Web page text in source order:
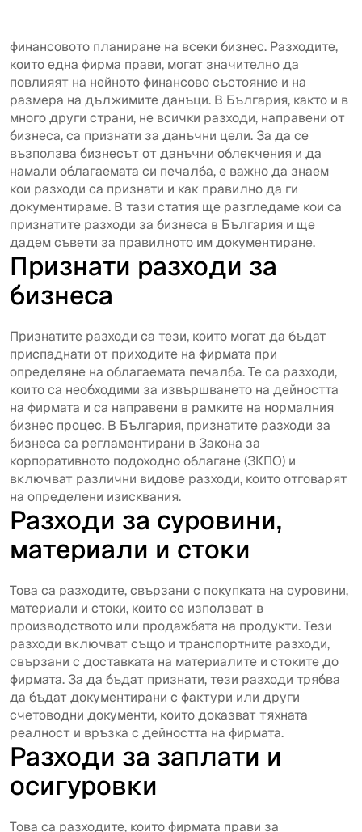
финансовото планиране на всеки бизнес. Разходите,
които една фирма прави, могат значително да
повлияят на нейното финансово състояние и на
размера на дължимите данъци. В България, както и в
много други страни, не всички разходи, направени от
бизнеса, са признати за данъчни цели. За да се
възползва бизнесът от данъчни облекчения и да
намали облагаемата си печалба, е важно да знаем
кои разходи са признати и как правилно да ги
документираме. В тази статия ще разгледаме кои са
признатите разходи за бизнеса в България и ще
дадем съвети за правилното им документиране.
Признати разходи за
бизнеса
Признатите разходи са тези, които могат да бъдат
приспаднати от приходите на фирмата при
определяне на облагаемата печалба. Те са разходи,
които са необходими за извършването на дейността
на фирмата и са направени в рамките на нормалния
бизнес процес. В България, признатите разходи за
бизнеса са регламентирани в Закона за
корпоративното подоходно облагане (ЗКПО) и
включват различни видове разходи, които отговарят
на определени изисквания.
Разходи за суровини,
материали и стоки
Това са разходите, свързани с покупката на суровини,
материали и стоки, които се използват в
производството или продажбата на продукти. Тези
разходи включват също и транспортните разходи,
свързани с доставката на материалите и стоките до
фирмата. За да бъдат признати, тези разходи трябва
да бъдат документирани с фактури или други
счетоводни документи, които доказват тяхната
реалност и връзка с дейността на фирмата.
Разходи за заплати и
осигуровки
Това са разходите, които фирмата прави за